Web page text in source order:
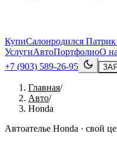
КупиСалонродился Патрик
УслугиАвтоПортфолиоО
+7 (903) 589-26-95
Главная/
Авто/
Honda
Автоателье Honda · свой